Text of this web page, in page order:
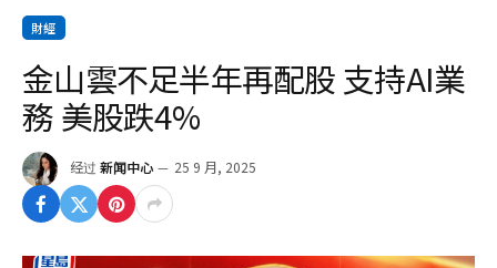
財經
金山雲不足半年再配股 支持AI業
務 美股跌4%
经过 新闻中心 25 9 月, 2025